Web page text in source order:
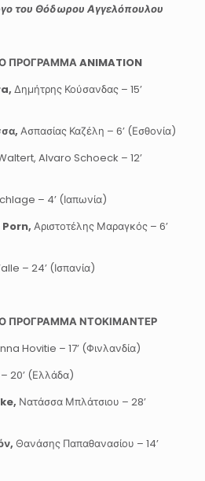
του Θόδωρου Αγγελόπουλου
ΠΡΟΓΡΑΜΜΑANIMATION
, Δημήτρης Κούσανδας – 15’
Ασπασίας Καζέλη – 6’ (Εσθονία)
Alvaro Schoeck – 12’
– 4’ (Ιαπωνία)
Αριστοτέλης Μαραγκός – 6’
– 24’ (Ισπανία)
ΠΡΟΓΡΑΜΜΑ ΝΤΟΚΙΜΑΝΤΕΡ
Hovitie – 17’ (Φινλανδία)
– 20’ (Ελλάδα)
, Νατάσσα Μπλάτσιου – 28’
Θανάσης Παπαθανασίου – 14’